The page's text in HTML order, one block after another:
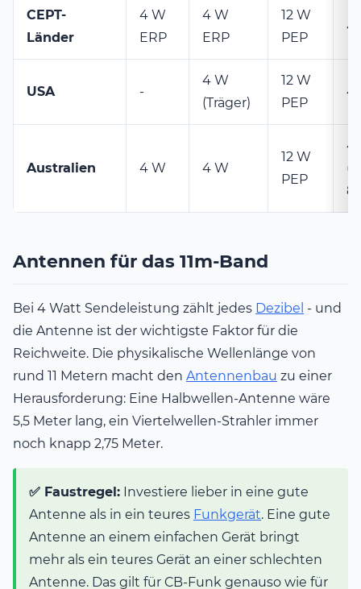
CEPT-
Länder
4 W
ERP
4 W
ERP
12 W
PEP
USA -
4 W
(Träger)
12 W
PEP
Australien 4 W 4 W
12 W
PEP
Antennen für das 11m-Band
Bei 4 Watt Sendeleistung zählt jedes Dezibel - und
die Antenne ist der wichtigste Faktor für die
Reichweite. Die physikalische Wellenlänge von
rund 11 Metern macht den Antennenbau zu einer
Herausforderung: Eine Halbwellen-Antenne wäre
5,5 Meter lang, ein Viertelwellen-Strahler immer
noch knapp 2,75 Meter.
✅ Faustregel: Investiere lieber in eine gute
Antenne als in ein teures Funkgerät. Eine gute
Antenne an einem einfachen Gerät bringt
mehr als ein teures Gerät an einer schlechten
Antenne. Das gilt für CB-Funk genauso wie für